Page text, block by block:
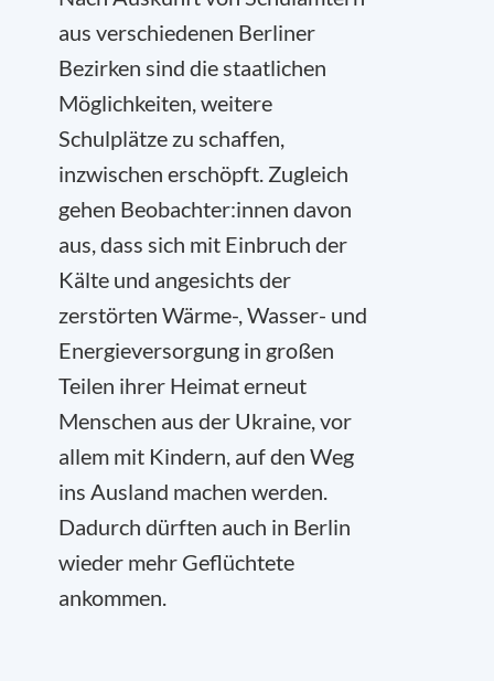
aus verschiedenen Berliner
Bezirken sind die staatlichen
Möglichkeiten, weitere
Schulplätze zu schaffen,
inzwischen erschöpft. Zugleich
gehen Beobachter:innen davon
aus, dass sich mit Einbruch der
Kälte und angesichts der
zerstörten Wärme-, Wasser- und
Energieversorgung in großen
Teilen ihrer Heimat erneut
Menschen aus der Ukraine, vor
allem mit Kindern, auf den Weg
ins Ausland machen werden.
Dadurch dürften auch in Berlin
wieder mehr Geflüchtete
ankommen.